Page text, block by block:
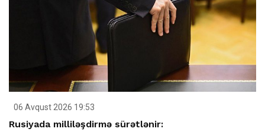
06 Avqust 2026 19:53
Rusiyada milliləşdirmə sürətlənir: